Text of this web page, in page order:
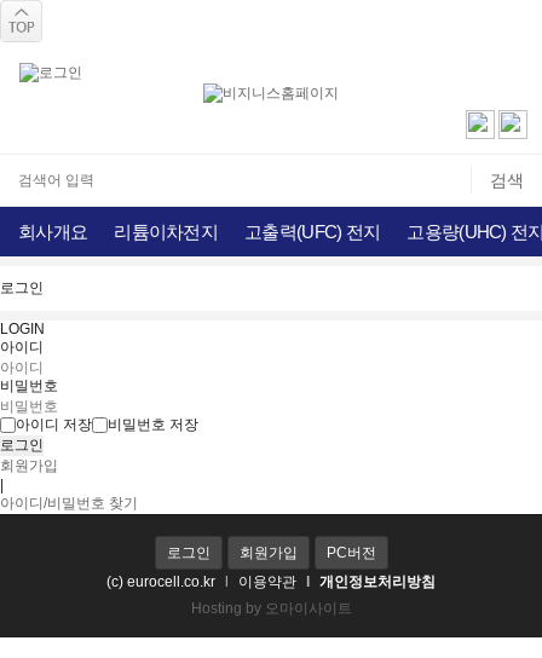
회사개요 리튬이차전지 고출력(UFC) 전지 고용량(UHC) 전
로그인
LOGIN
아이디
비밀번호
아이디 저장 비밀번호 저장
회원가입
|
아이디/비밀번호 찾기
로그인 회원가입
PC버전
(c) eurocell.co.kr l 이용약관 l 개인정보처리방침
Hosting by 오마이사이트